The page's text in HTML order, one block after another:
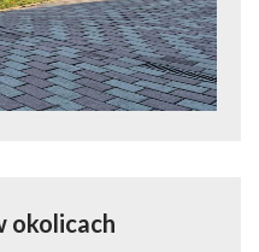
okolicach